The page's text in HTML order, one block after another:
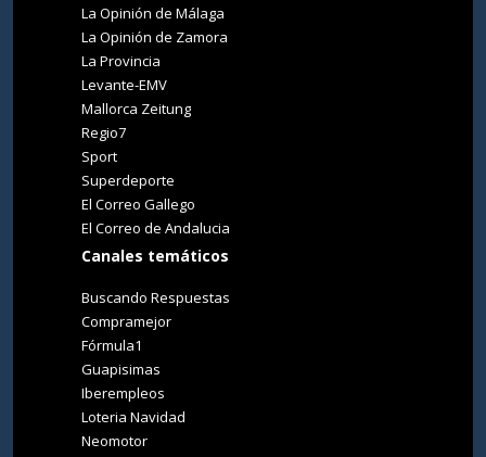
La Opinión de Málaga
La Opinión de Zamora
La Provincia
Levante-EMV
Mallorca Zeitung
Regio7
Sport
Superdeporte
El Correo Gallego
El Correo de Andalucia
Canales temáticos
Buscando Respuestas
Compramejor
Fórmula1
Guapisimas
Iberempleos
Loteria Navidad
Neomotor